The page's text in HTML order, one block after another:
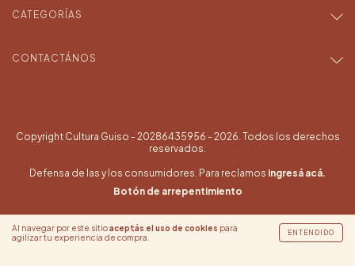
Al navegar por este sitioaceptás el uso de cookies para
agilizar tu experiencia de compra.
ENTENDIDO
CATEGORÍAS
CONTACTÁNOS
Copyright Cultura Guiso - 20286435956 - 2026. Todos los derechos
reservados.
Defensa de las y los consumidores. Para reclamos ingresá acá.
Botón de arrepentimiento